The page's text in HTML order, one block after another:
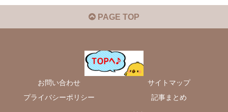
PAGE TOP
お問い合わせ
サイトマップ
プライバシーポリシー
記事まとめ